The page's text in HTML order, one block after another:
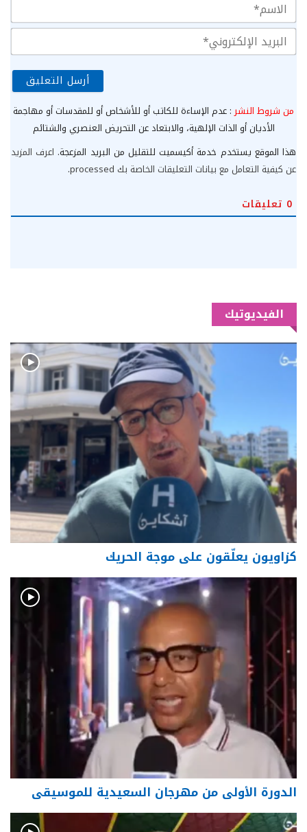
من شروط النشر: عدم الإساءة للكاتب أو للأشخاص أو للمقدسات أو مهاجمة
الأديان أو الذات الإلهية، والابتعاد عن التحريض العنصري والشتائم
هذا الموقع يستخدم خدمة أكيسميت للتقليل من البريد المزعجة. اعرف المزيد
عن كيفية التعامل مع بيانات التعليقات الخاصة بك processed
.
0 تعليقات
الفيديوتيك
كزاويون يعلّقون على موجة الحريك
الدورة الأولى من مهرجان السعيدية للموسيقى